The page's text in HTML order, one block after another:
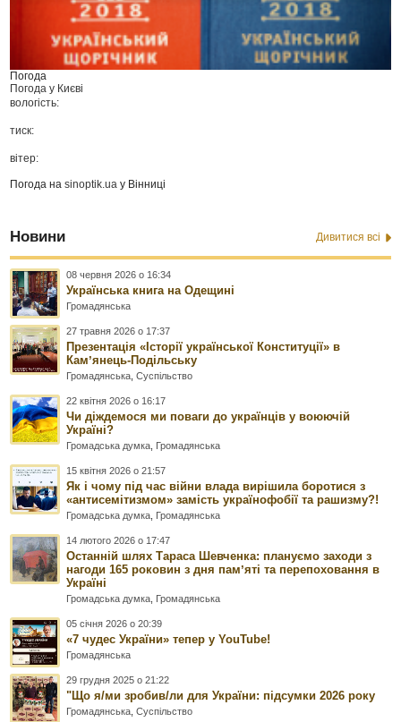
Погода
Погода у Києві
вологість:
тиск:
вітер:
Погода наsinoptik.ua у Вінниці
Новини Дивитися всі
08 червня 2026 о 16:34
Українська книга на Одещині
Громадянська
27 травня 2026 о 17:37
Презентація «Історії української Конституції» в
Камʼянець-Подільську
Громадянська ,Суспільство
22 квітня 2026 о 16:17
Чи діждемося ми поваги до українців у воюючій
Україні?
Громадська думка Громадянська
15 квітня 2026 о 21:57
Як і чому під час війни влада вирішила боротися з
«антисемітизмом» замість українофобії та рашизму?!
Громадська думка Громадянська
14 лютого 2026 о 17:47
Останній шлях Тараса Шевченка: плануємо заходи з
нагоди 165 роковин з дня памʼяті та перепоховання в
Україні
Громадська думка Громадянська
05 січня 2026 о 20:39
«7 чудес України» тепер у YouTube!
Громадянська
29 грудня 2025 о 21:22
"Що я/ми зробив/ли для України: підсумки 2026 року
Громадянська ,Суспільство